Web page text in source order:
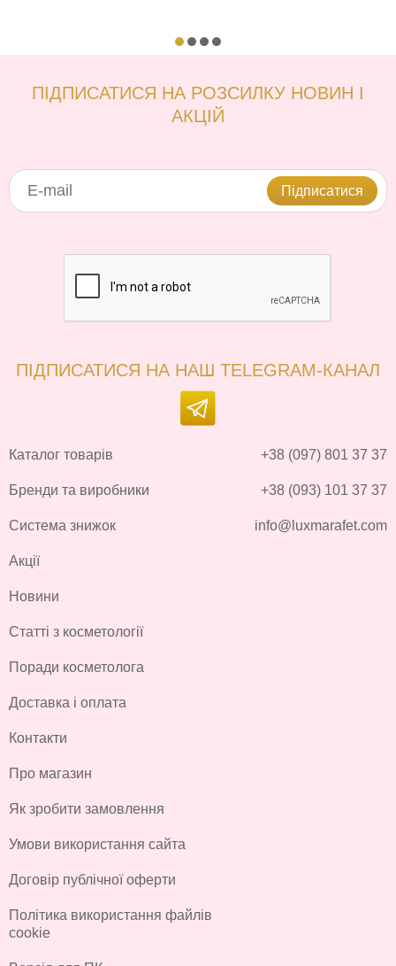
ПІДПИСАТИСЯ НА РОЗСИЛКУ НОВИН І
АКЦІЙ
Підписатися
ПІДПИСАТИСЯ НА НАШ TELEGRAM-КАНАЛ
Каталог товарів
Бренди та виробники
Система знижок
Акції
Новини
Статті з косметології
Поради косметолога
Доставка і оплата
Контакти
Про магазин
Як зробити замовлення
Умови використання сайта
Договір публічної оферти
Політика використання файлів
cookie
+38 (097) 801 37 37
+38 (093) 101 37 37
info@luxmarafet.com